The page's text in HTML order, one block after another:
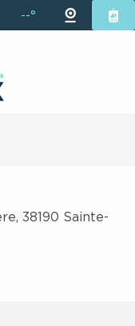
Actuelle Été :
D’accueil Actuelle
--°
38190 Sainte-